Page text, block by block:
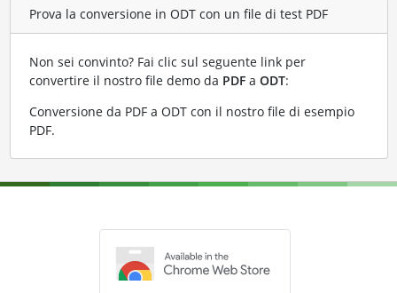
Prova la conversione in ODT con un file di test PDF
Non sei convinto? Fai clic sul seguente link per
convertire il nostro file demo da PDFa ODT:
Conversione da PDF a ODT con il nostro file di esempio
PDF.